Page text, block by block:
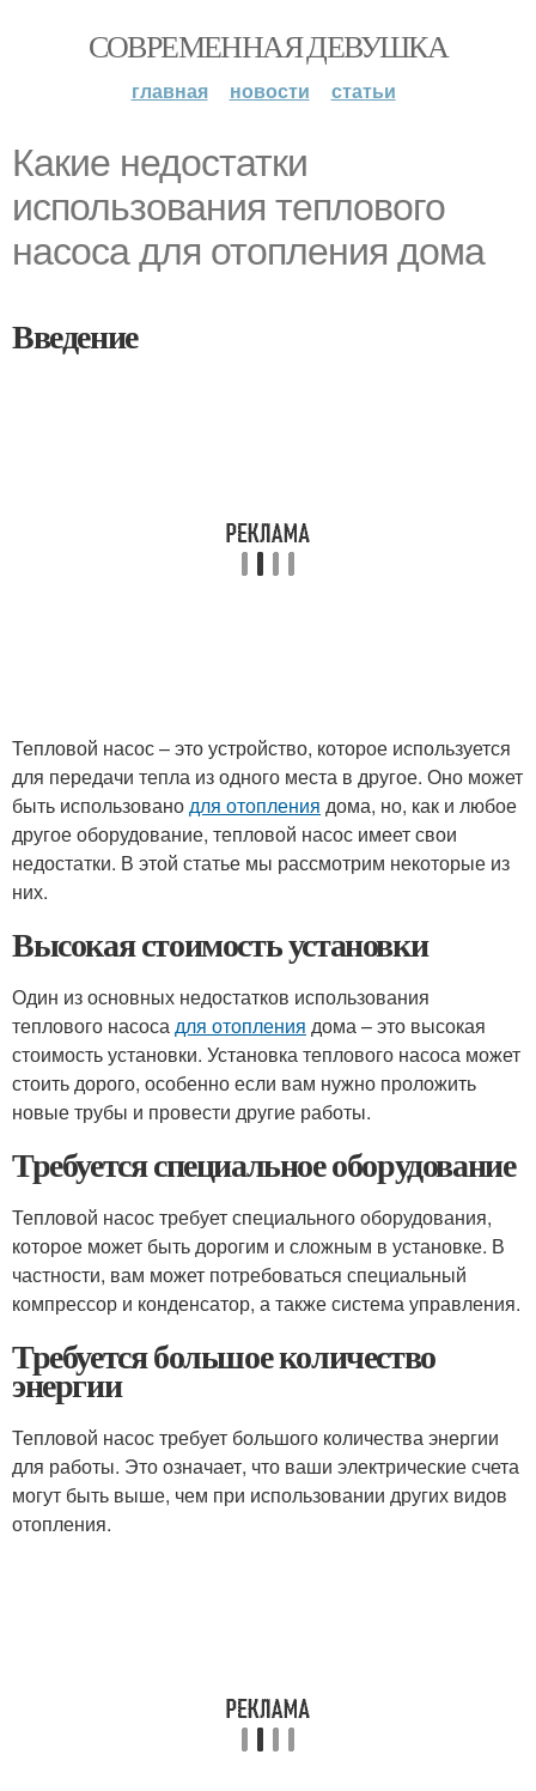
СОВРЕМЕННАЯ ДЕВУШКА
главная новости статьи
Какие недостатки
использования теплового
насоса для отопления дома
Введение
Тепловой насос – это устройство, которое используется
для передачи тепла из одного места в другое. Оно может
быть использованодля отопления дома, но, как и любое
другое оборудование, тепловой насос имеет свои
недостатки. В этой статье мы рассмотрим некоторые из
них.
Высокая стоимость установки
Один из основных недостатков использования
теплового насосадля отопления дома – это высокая
стоимость установки. Установка теплового насоса может
стоить дорого, особенно если вам нужно проложить
новые трубы и провести другие работы.
Требуется специальное оборудование
Тепловой насос требует специального оборудования,
которое может быть дорогим и сложным в установке. В
частности, вам может потребоваться специальный
компрессор и конденсатор, а также система управления.
Требуется большое количество
энергии
Тепловой насос требует большого количества энергии
для работы. Это означает, что ваши электрические счета
могут быть выше, чем при использовании других видов
отопления.